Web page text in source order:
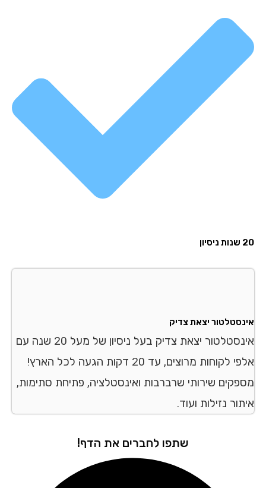
יצאת צדיק
אינסטלטור יצאת צדיק בעל ניסיון של מעל 20 שנה עם
אלפי לקוחות מרוצים, עד 20 דקות הגעה לכל הארץ!
שירותי שרברבות ואינסטלציה, פתיחת סתימות,
נזילות ועוד.
שתפו לחברים את הדף!